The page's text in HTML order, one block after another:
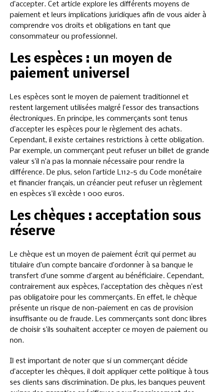
d’accepter. Cet article explore les différents moyens de
paiement et leurs implications juridiques afin de vous aider à
comprendre vos droits et obligations en tant que
consommateur ou professionnel.
Les espèces : un moyen de
paiement universel
Les espèces sont le moyen de paiement traditionnel et
restent largement utilisées malgré l’essor des transactions
électroniques. En principe, les commerçants sont tenus
d’accepter les espèces pour le règlement des achats.
Cependant, il existe certaines restrictions à cette obligation.
Par exemple, un commerçant peut refuser un billet de grande
valeur s’il n’a pas la monnaie nécessaire pour rendre la
différence. De plus, selon l’article L112-5 du Code monétaire
et financier français, un créancier peut refuser un règlement
en espèces s’il excède 1 000 euros.
Les chèques : acceptation sous
réserve
Le chèque est un moyen de paiement écrit qui permet au
titulaire d’un compte bancaire d’ordonner à sa banque le
transfert d’une somme d’argent au bénéficiaire. Cependant,
contrairement aux espèces, l’acceptation des chèques n’est
pas obligatoire pour les commerçants. En effet, le chèque
présente un risque de non-paiement en cas de provision
insuffisante ou de fraude. Les commerçants sont donc libres
de choisir s’ils souhaitent accepter ce moyen de paiement ou
non.
Il est important de noter que si un commerçant décide
d’accepter les chèques, il doit appliquer cette politique à tous
ses clients sans discrimination. De plus, les banques peuvent